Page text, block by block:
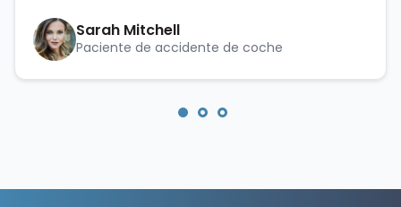
Sarah Mitchell
Paciente de accidente de coche